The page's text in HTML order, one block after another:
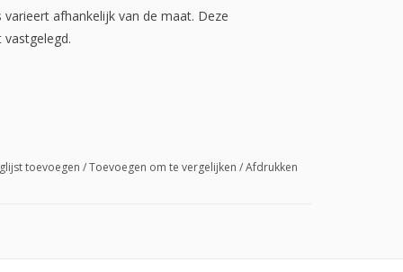
afhankelijk van de maat. Deze
toevoegen /Toevoegen om te vergelijken /Afdrukken